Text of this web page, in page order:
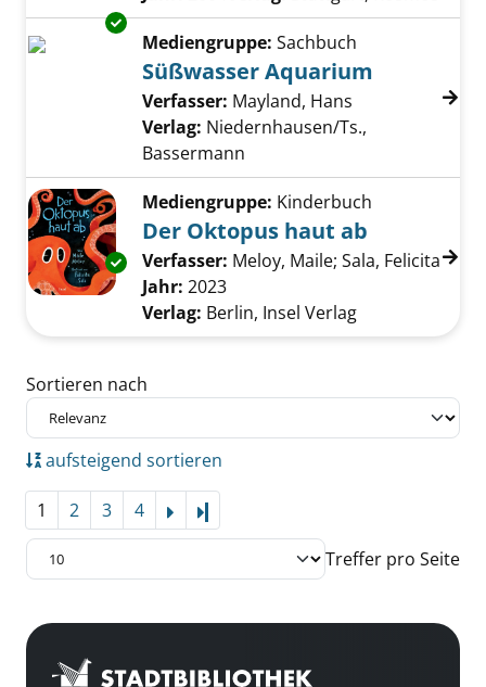
Exemplar-Details von Süßwasser Aquarium
Mediengruppe: Sachbuch
Süßwasser Aquarium
Verfasser: Mayland, Hans Suche nach
Verlag: Niedernhausen/Ts.,
Bassermann
Exemplar-Details von Der Oktopus haut ab
Mediengruppe: Kinderbuch
Der Oktopus haut ab
Verfasser: Meloy, Maile; Sala, Felicita
Jahr: 2023
Verlag: Berlin, Insel Verlag
Zu den Suchfiltern springen
Sortieren nach
aufsteigend sortieren
1 2 3 4
Treffer pro Seite